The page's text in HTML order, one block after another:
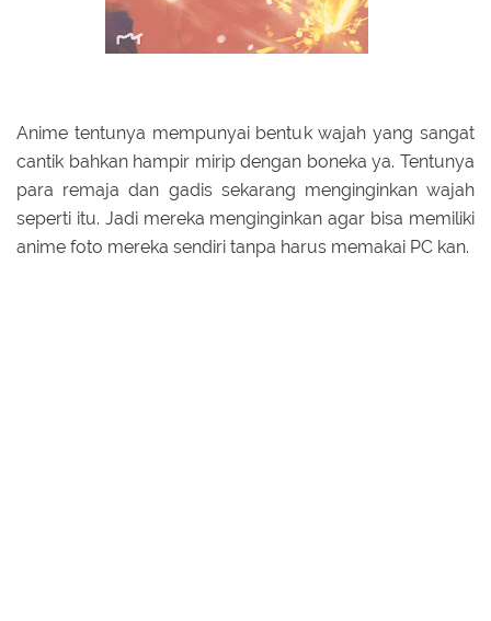
Anime tentunya mempunyai bentuk wajah yang sangat
cantik bahkan hampir mirip dengan boneka ya. Tentunya
para remaja dan gadis sekarang menginginkan wajah
seperti itu. Jadi mereka menginginkan agar bisa memiliki
anime foto mereka sendiri tanpa harus memakai PC kan.